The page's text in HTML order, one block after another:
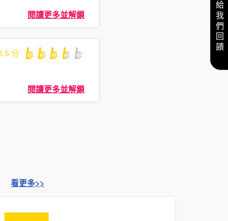
閱讀更多並解鎖
分
閱讀更多並解鎖
看更多>>
給我們回饋